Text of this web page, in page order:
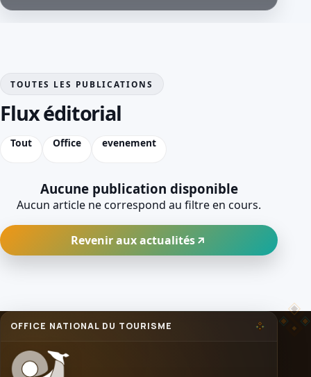
TOUTES LES PUBLICATIONS
Flux éditorial
Tout Office evenement
Aucune publication disponible
Aucun article ne correspond au filtre en cours.
Revenir aux actualités
OFFICE NATIONAL DU TOURISME